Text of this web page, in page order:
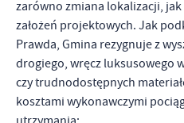
zarówno zmiana lokalizacji,
założeń projektowych. Jak
Prawda, Gmina rezygnuje z
drogiego, wręcz luksusowego
czy trudnodostępnych
kosztami wykonawczymi